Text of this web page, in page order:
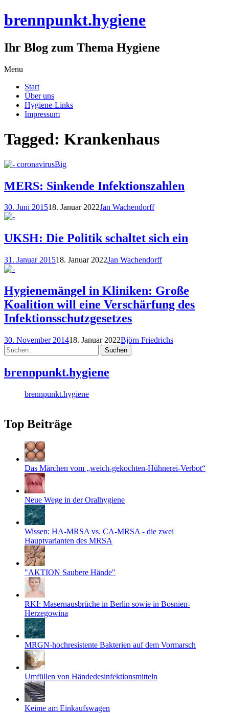
brennpunkt.hygiene
Ihr Blog zum Thema Hygiene
Menu
content
Start
Über uns
Hygiene-Links
Impressum
Tagged: Krankenhaus
MERS: Sinkende Infektionszahlen
30. Juni 201518. Januar 2022Jan Wachendorff
UKSH: Die Politik schaltet sich ein
31. Januar 201518. Januar 2022Jan Wachendorff
Hygienemängel in Kliniken: Große
Koalition will eine Verschärfung des
Infektionsschutzgesetzes
30. November 201418. Januar 2022Björn Friedrichs
Suchen
nach:
brennpunkt.hygiene
brennpunkt.hygiene
Top Beiträge
Das Märchen vom „weich-gekochten-Hühnerei-Verbot“
Neue Wege in der Oralhygiene
Wissen: HA-MRSA vs. CA-MRSA - die zwei
Hauptvarianten des MRSA
"AKTION Saubere Hände"
RKI: Masernausbrüche in Berlin sowie in Bosnien-
Herzegowina
MRGN-hochresistente Bakterien auf dem Vormarsch
Umfüllen von Händedesinfektionsmitteln
Keime am Einkaufswagen